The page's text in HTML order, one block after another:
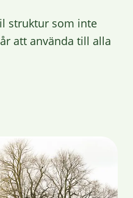
struktur som inte
att använda till alla